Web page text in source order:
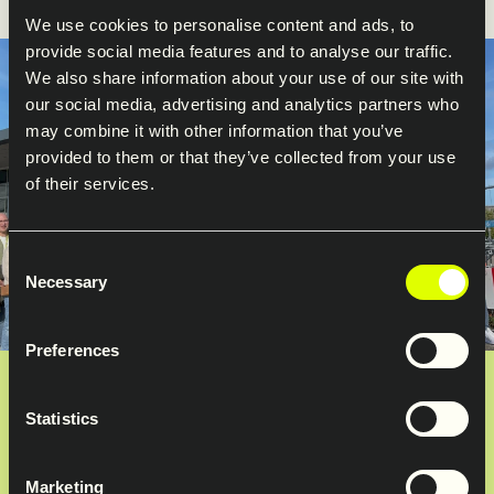
We use cookies to personalise content and ads, to
provide social media features and to analyse our traffic.
We also share information about your use of our site with
our social media, advertising and analytics partners who
may combine it with other information that you’ve
provided to them or that they’ve collected from your use
of their services.
Selection
Necessary
Preferences
Statistics
Marketing
Utvikling av neste generasjons